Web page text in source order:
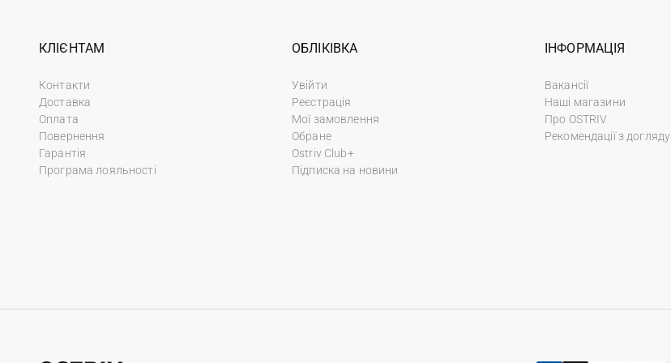
КЛІЄНТАМ
Контакти
Доставка
Оплата
Повернення
Гарантія
Програма лояльності
ОБЛІКІВКА
Увійти
Реєстрація
Мої замовлення
Обране
Ostriv Club+
Підписка на новини
ІНФОРМАЦІЯ
Вакансії
Наші магазини
Про OSTRIV
Рекомендації з догляду